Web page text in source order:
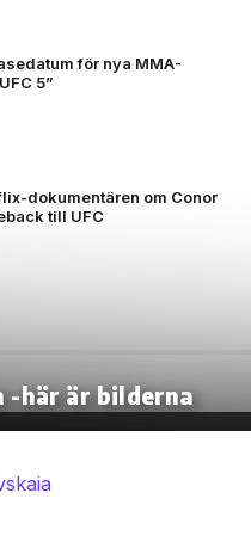
för nya MMA-
5”
dokumentären om Conor
till UFC
-här är bilderna